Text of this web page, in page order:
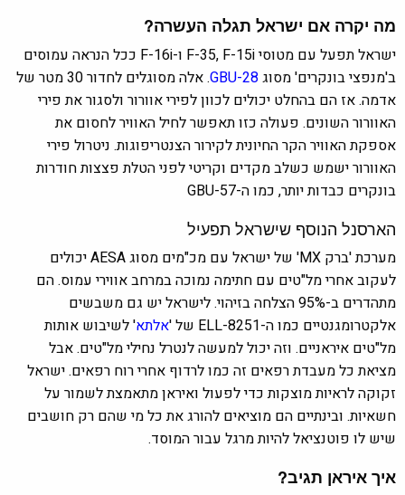
מה יקרה אם ישראל תגלה העשרה?
ישראל תפעל עם מטוסי F-35, F-15i ו-F-16i ככל הנראה עמוסים
ב'מנפצי בונקרים' מסוגGBU-28
. אלה מסוגלים לחדור 30 מטר של
אדמה. אז הם בהחלט יכולים לכוון לפירי אוורור ולסגור את פירי
האוורור השונים. פעולה כזו תאפשר לחיל האוויר לחסום את
אספקת האוויר הקר החיונית לקירור הצנטריפוגות. ניטרול פירי
האוורור ישמש כשלב מקדים וקריטי לפני הטלת פצצות חודרות
בונקרים כבדות יותר, כמו ה-GBU-57
הארסנל הנוסף שישראל תפעיל
מערכת 'ברק MX' של ישראל עם מכ"מים מסוג AESA יכולים
לעקוב אחרי מל"טים עם חתימה נמוכה במרחב אווירי עמוס. הם
מתהדרים ב-95% הצלחה בזיהוי. לישראל יש גם משבשים
אלקטרומגנטיים כמו ה-ELL-8251 של '
אלתא' לשיבוש אותות
מל"טים איראניים. וזה יכול למעשה לנטרל נחילי מל"טים. אבל
מציאת כל מעבדת רפאים זה כמו לרדוף אחרי רוח רפאים. ישראל
זקוקה לראיות מוצקות כדי לפעול ואיראן מתאמצת לשמור על
חשאיות. ובינתיים הם מוציאים להורג את כל מי שהם רק חושבים
שיש לו פוטנציאל להיות מרגל עבור המוסד.
איך איראן תגיב?